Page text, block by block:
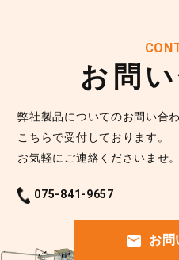
お問
弊社製品についてのお問い合わ
こちらで受付しております。
お気軽にご連絡くださいませ。
075-841-9657
お問